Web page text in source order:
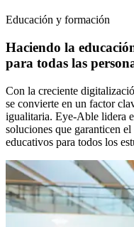
Educación y formación
Haciendo la
para todas las
Con la creciente
se convierte en un factor
igualitaria. Eye-Able lidera
soluciones que garanticen
educativos para todos los